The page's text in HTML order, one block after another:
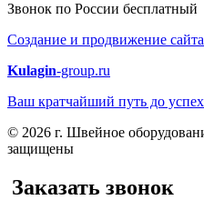
Звонок по России бесплатный
Создание и продвижение сайта
Kulagin-group.ru
Ваш кратчайший путь до
© 2026 г. Швейное
защищены
Заказать звонок